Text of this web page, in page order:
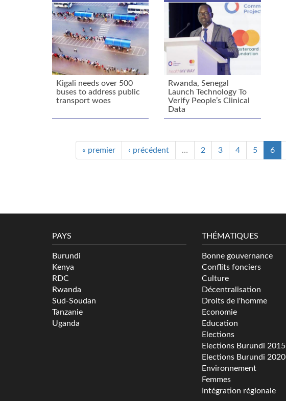
Kigali needs over 500
buses to address public
transport woes
Rwanda, Senegal
Launch Technology To
Verify People’s Clinical
Data
« premier ‹ précédent … 2 3 4 5 6
PAYS
Burundi
Kenya
RDC
Rwanda
Sud-Soudan
Tanzanie
Uganda
THÉMATIQUES
Bonne gouvernance
Conflits fonciers
Culture
Décentralisation
Droits de l'homme
Economie
Education
Elections
Elections Burundi 2015
Elections Burundi 2020
Environnement
Femmes
Intégration régionale